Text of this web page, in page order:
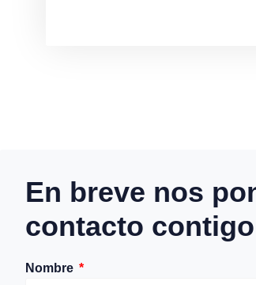
En breve nos
contacto contigo
Nombre